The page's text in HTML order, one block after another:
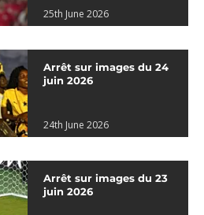
25th June 2026
Arrêt sur images du 24
juin 2026
24th June 2026
Arrêt sur images du 23
juin 2026